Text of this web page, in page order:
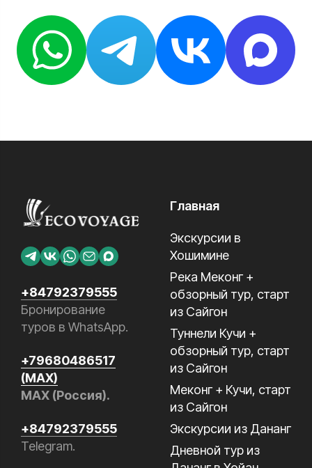
+84792379555
Бронирование
туров в WhatsApp.
+79680486517
(MAX)
MAX (Россия).
+84792379555
Telegram.
Главная
Экскурсии в
Хошимине
Река Меконг +
обзорный тур, старт
из Сайгон
Туннели Кучи +
обзорный тур, старт
из Сайгон
Меконг + Кучи, старт
из Сайгон
Экскурсии из Дананг
Дневной тур из